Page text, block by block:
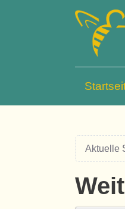
Aktuelle